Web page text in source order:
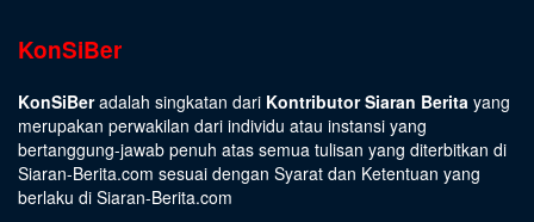
KonSiBer
KonSiBeradalah singkatan dari Kontributor Siaran Berita yang
merupakan perwakilan dari individu atau instansi yang
bertanggung-jawab penuh atas semua tulisan yang diterbitkan di
Siaran-Berita.com sesuai dengan Syarat dan Ketentuan yang
berlaku di Siaran-Berita.com